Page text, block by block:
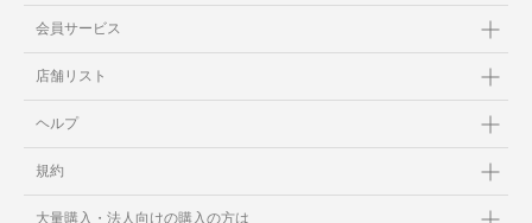
会員サービス
店舗リスト
ヘルプ
規約
大量購入・法人向けの購入の方は